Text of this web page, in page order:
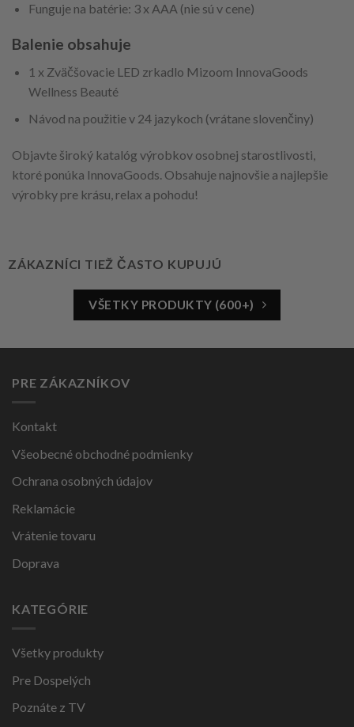
Funguje na batérie: 3 x AAA (nie sú v cene)
Balenie obsahuje
1 x Zväčšovacie LED zrkadlo Mizoom InnovaGoods
Wellness Beauté
Návod na použitie v 24 jazykoch (vrátane slovenčiny)
Objavte široký katalóg výrobkov osobnej starostlivosti,
ktoré ponúka InnovaGoods. Obsahuje najnovšie a najlepšie
výrobky pre krásu, relax a pohodu!
ZÁKAZNÍCI TIEŽ ČASTO KUPUJÚ
VŠETKY PRODUKTY (600+)
PRE ZÁKAZNÍKOV
Kontakt
Všeobecné obchodné podmienky
Ochrana osobných údajov
Reklamácie
Vrátenie tovaru
Doprava
KATEGÓRIE
Všetky produkty
Pre Dospelých
Poznáte z TV